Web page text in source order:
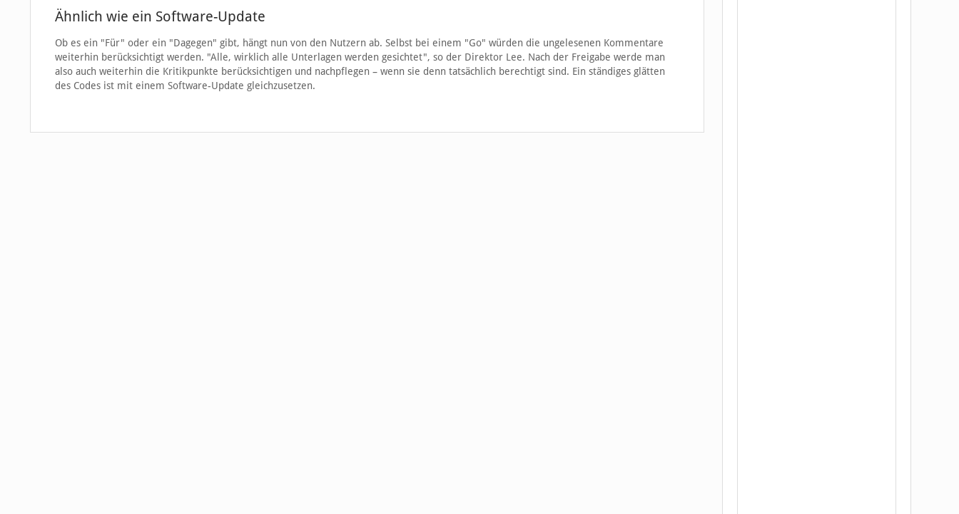
Ähnlich wie ein Software-Update
Ob es ein "Für" oder ein "Dagegen" gibt, hängt nun von den Nutzern ab. Selbst bei einem "Go" würden die ungelesenen Kommentare
weiterhin berücksichtigt werden. "Alle, wirklich alle Unterlagen werden gesichtet", so der Direktor Lee. Nach der Freigabe werde man
also auch weiterhin die Kritikpunkte berücksichtigen und nachpflegen – wenn sie denn tatsächlich berechtigt sind. Ein ständiges glätten
des Codes ist mit einem Software-Update gleichzusetzen.